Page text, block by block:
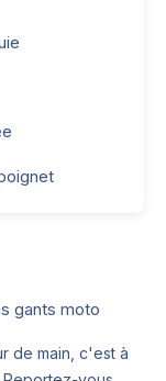
gants moto
de main, c'est à